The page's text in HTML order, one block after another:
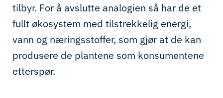
tilbyr. For å avslutte analogien så har de et
fullt økosystem med tilstrekkelig energi,
vann og næringsstoffer, som gjør at de kan
produsere de plantene som konsumentene
etterspør.